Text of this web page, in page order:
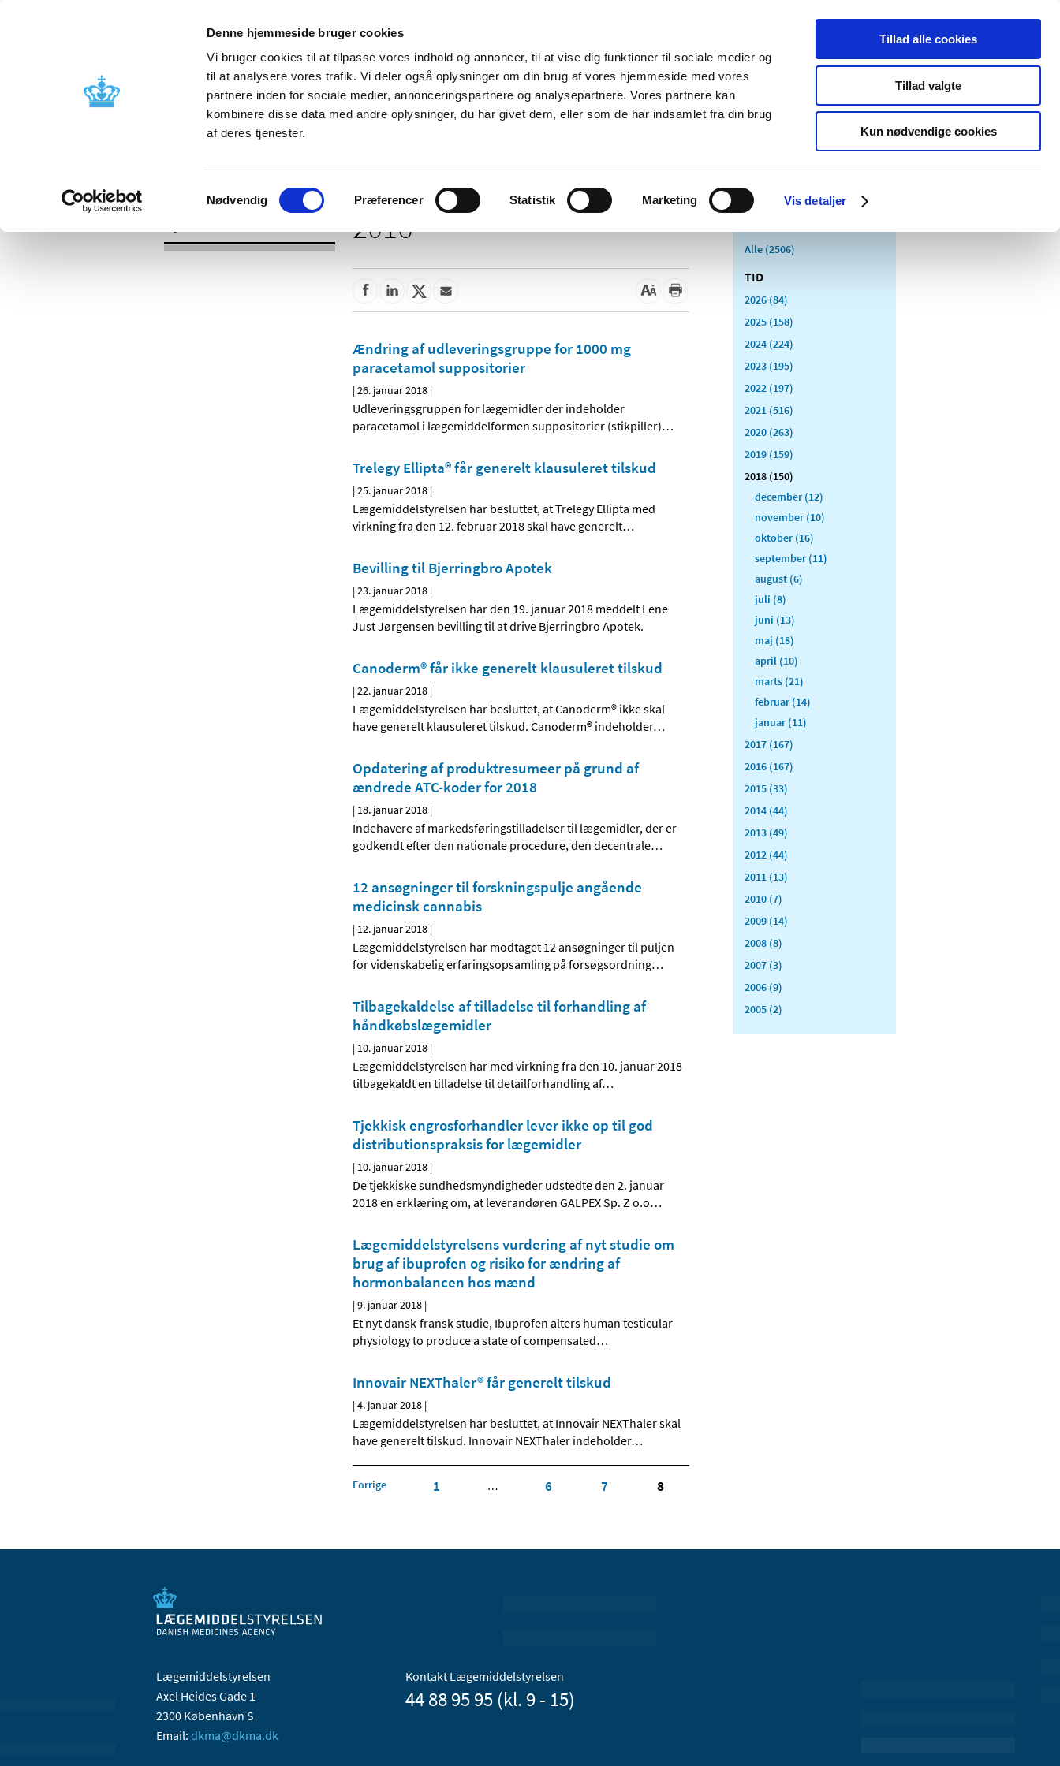
Denne hjemmeside bruger cookies
Vi bruger cookies til at tilpasse vores indhold og annoncer, til at vise dig funktioner til sociale medier og
til at analysere vores trafik. Vi deler også oplysninger om din brug af vores hjemmeside med vores
partnere inden for sociale medier, annonceringspartnere og analysepartnere. Vores partnere kan
kombinere disse data med andre oplysninger, du har givet dem, eller som de har indsamlet fra din brug
af deres tjenester.
Samtykkevalg
Nødvendig Præferencer Statistik Marketing Vis detaljer
Tillad alle cookies
Tillad valgte
Kun nødvendige cookies
Nyheder Om os Kontakt Udgivelser
Godkendelse og
Bivirkninger og
produktinformation
Tilskud og
Apoteker og salg af
Medicinsk
Særlige
produktområder
2016
Ændring af udleveringsgruppe for 1000 mg
paracetamol suppositorier
|26. januar 2018 |
Udleveringsgruppen for lægemidler der indeholder
paracetamol i lægemiddelformen suppositorier (stikpiller)…
Trelegy Ellipta® får generelt klausuleret tilskud
|25. januar 2018 |
Lægemiddelstyrelsen har besluttet, at Trelegy Ellipta med
virkning fra den 12. februar 2018 skal have generelt…
Bevilling til Bjerringbro Apotek
|23. januar 2018 |
Lægemiddelstyrelsen har den 19. januar 2018 meddelt Lene
Just Jørgensen bevilling til at drive Bjerringbro Apotek.
Canoderm® får ikke generelt klausuleret tilskud
|22. januar 2018 |
Lægemiddelstyrelsen har besluttet, at Canoderm® ikke skal
have generelt klausuleret tilskud. Canoderm® indeholder…
Opdatering af produktresumeer på grund af
ændrede ATC-koder for 2018
| 18. januar 2018 |
Indehavere af markedsføringstilladelser til lægemidler, der er
godkendt efter den nationale procedure, den decentrale…
12 ansøgninger til forskningspulje angående
medicinsk cannabis
| 12. januar 2018 |
Lægemiddelstyrelsen har modtaget 12 ansøgninger til puljen
for videnskabelig erfaringsopsamling på forsøgsordning…
Tilbagekaldelse af tilladelse til forhandling af
håndkøbslægemidler
| 10. januar 2018 |
Lægemiddelstyrelsen har med virkning fra den 10. januar 2018
tilbagekaldt en tilladelse til detailforhandling af…
Tjekkisk engrosforhandler lever ikke op til god
distributionspraksis for lægemidler
| 10. januar 2018 |
De tjekkiske sundhedsmyndigheder udstedte den 2. januar
2018 en erklæring om, at leverandøren GALPEX Sp. Z o.o…
Lægemiddelstyrelsens vurdering af nyt studie om
brug af ibuprofen og risiko for ændring af
hormonbalancen hos mænd
|9. januar 2018 |
Et nyt dansk-fransk studie, Ibuprofen alters human testicular
physiology to produce a state of compensated…
Innovair NEXThaler® får generelt tilskud
|4. januar 2018 |
Lægemiddelstyrelsen har besluttet, at Innovair NEXThaler skal
have generelt tilskud. Innovair NEXThaler indeholder…
Forrige 1 … 6 7 8
Alle (2506)
TID
2026 (84)
2025 (158)
2024 (224)
2023 (195)
2022 (197)
2021 (516)
2020 (263)
2019 (159)
2018 (150)
december (12)
november (10)
oktober (16)
september (11)
august (6)
juli (8)
juni (13)
maj (18)
april (10)
marts (21)
februar (14)
januar (11)
2017 (167)
2016 (167)
2015 (33)
2014 (44)
2013 (49)
2012 (44)
2011 (13)
2010 (7)
2009 (14)
2008 (8)
2007 (3)
2006 (9)
2005 (2)
Lægemiddelstyrelsen
Axel Heides Gade 1
2300 København S
Email: dkma@dkma.dk
Kontakt Lægemiddelstyrelsen
44 88 95 95 (kl. 9 - 15)